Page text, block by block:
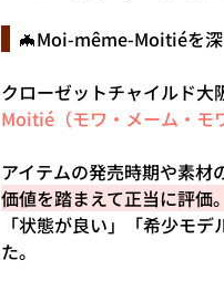
🦇Moi-même-Moitiéを
クローゼットチャイルド
Moitié（モワ・メーム・モ
アイテムの発売時期や素材
価値を踏まえて正当に評価。
「状態が良い」「希少モ
た。